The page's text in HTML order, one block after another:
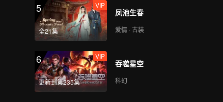
5
全21集
VIP
凤池生春
爱情 · 古装
6
更新到第235集
VIP
吞噬星空
科幻